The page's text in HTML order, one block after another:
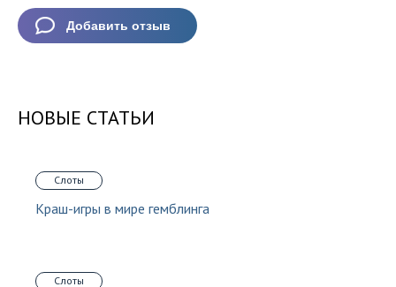
НОВЫЕ СТАТЬИ
Слоты
Краш-игры в мире гемблинга
Слоты